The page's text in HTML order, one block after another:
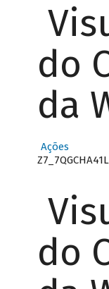
do
da
Ações
do